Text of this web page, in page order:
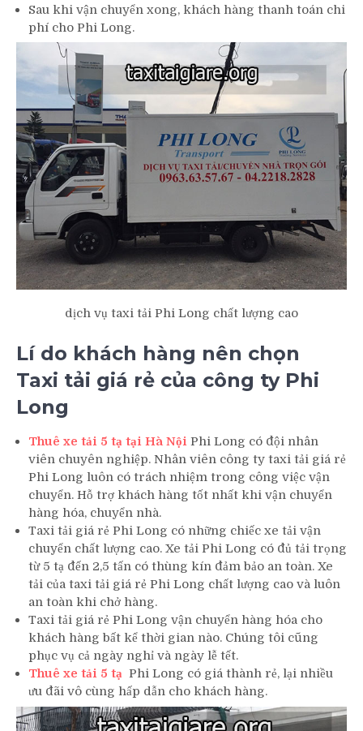
Sau khi vận chuyển xong, khách hàng thanh toán chi
phí cho Phi Long.
dịch vụ taxi tải Phi Long chất lượng cao
Lí do khách hàng nên chọn
Taxi tải giá rẻ của công ty Phi
Long
Thuê xe tải 5 tạ tại Hà Nội Phi Long có đội nhân
viên chuyên nghiệp. Nhân viên công ty taxi tải giá rẻ
Phi Long luôn có trách nhiệm trong công việc vận
chuyển. Hỗ trợ khách hàng tốt nhất khi vận chuyển
hàng hóa, chuyển nhà.
Taxi tải giá rẻ Phi Long có những chiếc xe tải vận
chuyển chất lượng cao. Xe tải Phi Long có đủ tải trọng
từ 5 tạ đến 2,5 tấn có thùng kín đảm bảo an toàn. Xe
tải của taxi tải giá rẻ Phi Long chất lượng cao và luôn
an toàn khi chở hàng.
Taxi tải giá rẻ Phi Long vận chuyển hàng hóa cho
khách hàng bất kể thời gian nào. Chúng tôi cũng
phục vụ cả ngày nghỉ và ngày lễ tết.
Thuê xe tải 5 tạ Phi Long có giá thành rẻ, lại nhiều
ưu đãi vô cùng hấp dẫn cho khách hàng.